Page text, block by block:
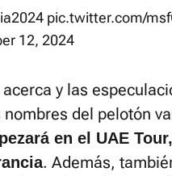
pic.twitter.com/
12, 2024
y las
del pelotón
en el UAE
. Además,